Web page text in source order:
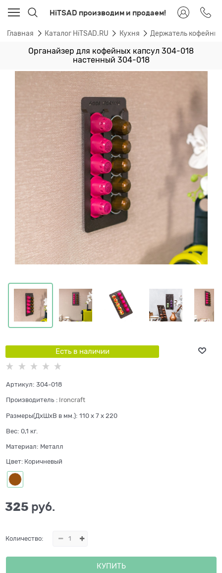
HiTSAD производим и продаем!
Главная Каталог HiTSAD.RU Кухня Держатель
Органайзер для кофейных капсул 304-018
настенный 304-018
Есть в наличии
Артикул: 304-018
Производитель : Ironcraft
Размеры(ДхШхВ в мм.): 110 x 7 x 220
Вес: 0,1 кг.
Материал: Металл
Цвет: Коричневый
325 руб.
Количество:
КУПИТЬ